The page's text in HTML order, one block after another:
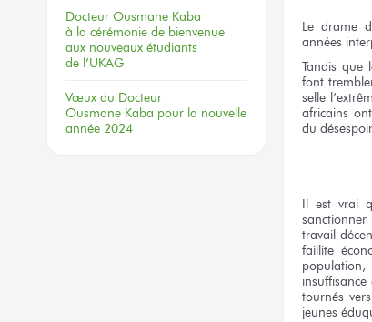
Le drame
années
Tandis que
font
selle
africains
du
Il est vrai
travail
faillite
insuffisance
tournés
jeunes
Docteur Ousmane Kaba
à la cérémonie de bienvenue
aux nouveaux étudiants
de l’UKAG
Vœux du Docteur
Ousmane Kaba pour la nouvelle
année 2024